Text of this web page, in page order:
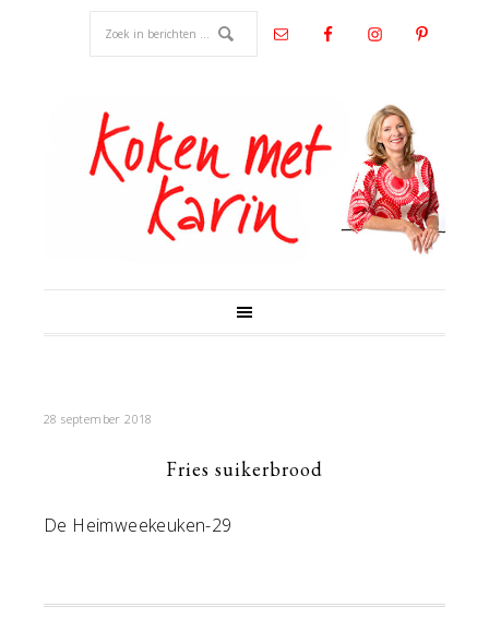
28 september 2018
Fries suikerbrood
De Heimweekeuken-29